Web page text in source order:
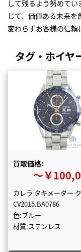
して残るよう努めて
じて、価値ある未来
変わらずお客様の信頼
タグ・ホイヤ
買取価格:
〜￥
カレラ タキメーター
CV2015.BA0786
色:ブルー
材質:ステンレス